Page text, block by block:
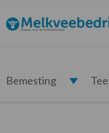
de
hoofdnavigatie
de
hoofd
de
eerste
de
voettekst
Melkveebedrijf.nl
Bemesting